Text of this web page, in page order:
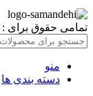
تمامی حقوق برای :
منو
دسته بندی ها